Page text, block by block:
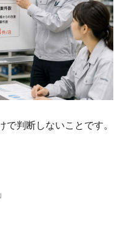
判断しないことです。